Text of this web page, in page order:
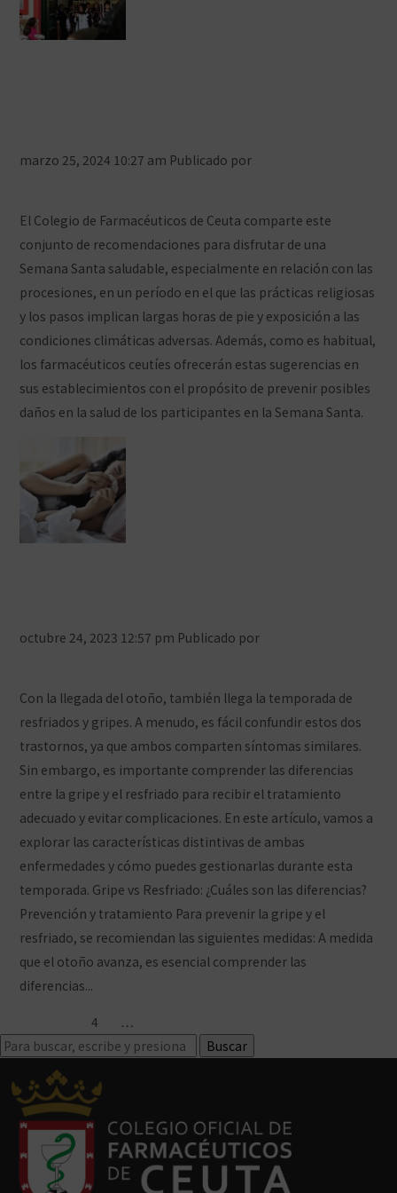
marzo 25, 2024 10:27 am Publicado por
El Colegio de Farmacéuticos de Ceuta comparte este
conjunto de recomendaciones para disfrutar de una
Semana Santa saludable, especialmente en relación con las
procesiones, en un período en el que las prácticas religiosas
y los pasos implican largas horas de pie y exposición a las
condiciones climáticas adversas. Además, como es habitual,
los farmacéuticos ceutíes ofrecerán estas sugerencias en
sus establecimientos con el propósito de prevenir posibles
daños en la salud de los participantes en la Semana Santa.
octubre 24, 2023 12:57 pm Publicado por
Con la llegada del otoño, también llega la temporada de
resfriados y gripes. A menudo, es fácil confundir estos dos
trastornos, ya que ambos comparten síntomas similares.
Sin embargo, es importante comprender las diferencias
entre la gripe y el resfriado para recibir el tratamiento
adecuado y evitar complicaciones. En este artículo, vamos a
explorar las características distintivas de ambas
enfermedades y cómo puedes gestionarlas durante esta
temporada. Gripe vs Resfriado: ¿Cuáles son las diferencias?
Prevención y tratamiento Para prevenir la gripe y el
resfriado, se recomiendan las siguientes medidas: A medida
que el otoño avanza, es esencial comprender las
diferencias...
4 …
Buscar